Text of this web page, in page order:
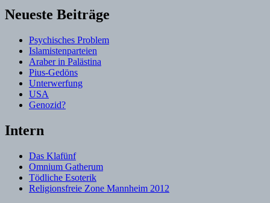
Neueste Beiträge
Psychisches Problem
Islamistenparteien
Araber in Palästina
Pius-Gedöns
Unterwerfung
USA
Genozid?
Intern
Das Klafünf
Omnium Gatherum
Tödliche Esoterik
Religionsfreie Zone Mannheim 2012